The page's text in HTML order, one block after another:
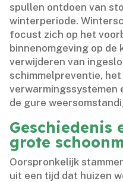
spullen ontdoen van
winterperiode.​
focust zich op het
binnenomgeving op de
verwijderen van
schimmelpreventie,
verwarmingssystemen
de gure
Geschiedenis
grote
Oorspronkelijk
uit een tijd dat huizen